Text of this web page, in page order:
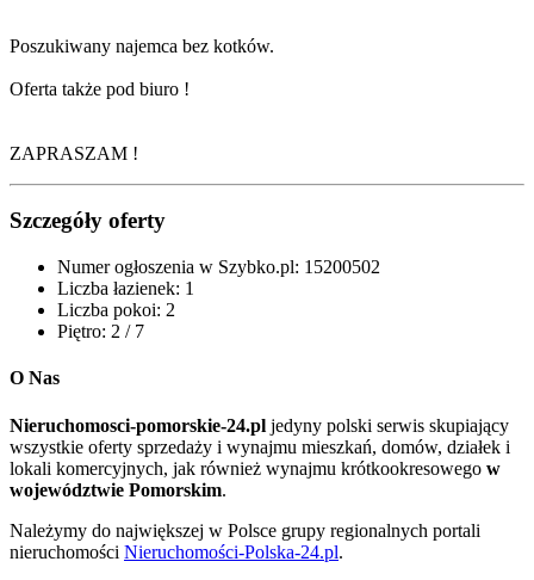
Poszukiwany najemca bez kotków.
Oferta także pod biuro !
ZAPRASZAM !
Szczegóły oferty
Numer ogłoszenia w Szybko.pl: 15200502
Liczba łazienek: 1
Liczba pokoi: 2
Piętro: 2 / 7
O Nas
Nieruchomosci-pomorskie-24.pl jedyny polski serwis skupiający
wszystkie oferty sprzedaży i wynajmu mieszkań, domów, działek i
lokali komercyjnych, jak również wynajmu krótkookresowego w
województwie Pomorskim.
Należymy do największej w Polsce grupy regionalnych portali
nieruchomości Nieruchomości-Polska-24.pl.